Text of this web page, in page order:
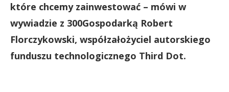
które chcemy zainwestować – mówi w
wywiadzie z 300Gospodarką Robert
Florczykowski, współzałożyciel autorskiego
funduszu technologicznego Third Dot.